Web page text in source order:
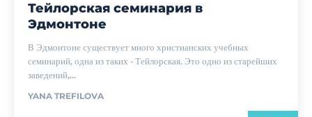
Тейлорская семинария в
Эдмонтоне
В Эдмонтоне существует много христианских учебных
семинарий, одна из таких - Тейлорская. Это одно из старейших
заведений,...
YANA TREFILOVA